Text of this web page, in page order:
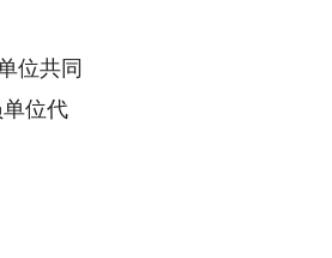
位共同
位代